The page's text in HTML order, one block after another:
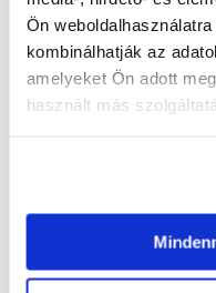
Ön
kombinálhatják az
amelyeket Ön adott
használt más
Összetevők
FEHÉRJE (%):
ZSÍR (%): 12.5